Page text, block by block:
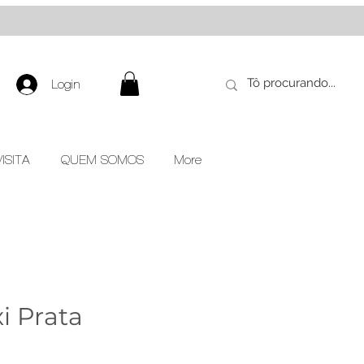
Login
QUEM SOMOS More
Prata